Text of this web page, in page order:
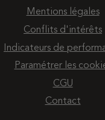
Mentions légales
Conflits d'intérêts
Indicateurs de
Paramétrer les
CGU
Contact